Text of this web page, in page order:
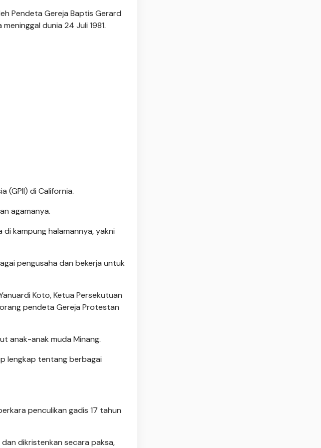
Pendeta Gereja Baptis Gerard
dunia 24 Juli 1981.
(GPII) di California.
agamanya.
kampung halamannya, yakni
pengusaha dan bekerja untuk
Koto, Ketua Persekutuan
pendeta Gereja Protestan
anak-anak muda Minang.
lengkap tentang berbagai
penculikan gadis 17 tahun
dikristenkan secara paksa,